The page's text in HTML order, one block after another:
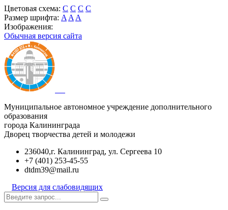
Цветовая схема: C C C C
Размер шрифта: A A A
Изображения:
Обычная версия сайта
Муниципальное автономное учреждение дополнительного
образования
города Калининграда
Дворец творчества детей и молодежи
236040,г. Калининград, ул. Сергеева 10
+7 (401) 253-45-55
dtdm39@mail.ru
Версия для слабовидящих